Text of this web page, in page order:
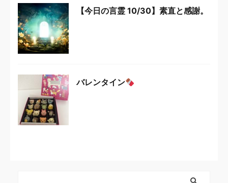
【今日の言霊 10/30】素直と感謝。
バレンタイン